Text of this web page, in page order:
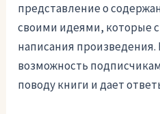
представление о
своими идеями, которые
написания
возможность
поводу книги и дает